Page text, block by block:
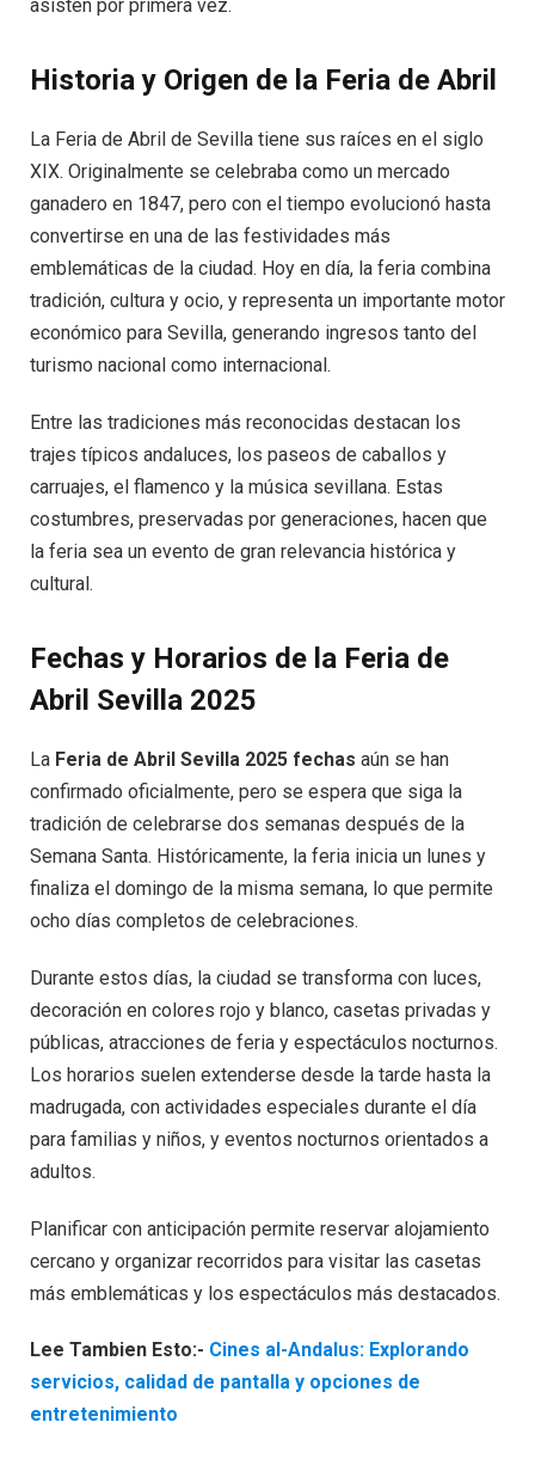
asisten por primera vez.
Historia y Origen de la Feria de Abril
La Feria de Abril de Sevilla tiene sus raíces en el siglo
XIX. Originalmente se celebraba como un mercado
ganadero en 1847, pero con el tiempo evolucionó hasta
convertirse en una de las festividades más
emblemáticas de la ciudad. Hoy en día, la feria combina
tradición, cultura y ocio, y representa un importante motor
económico para Sevilla, generando ingresos tanto del
turismo nacional como internacional.
Entre las tradiciones más reconocidas destacan los
trajes típicos andaluces, los paseos de caballos y
carruajes, el flamenco y la música sevillana. Estas
costumbres, preservadas por generaciones, hacen que
la feria sea un evento de gran relevancia histórica y
cultural.
Fechas y Horarios de la Feria de
Abril Sevilla 2025
La Feria de Abril Sevilla 2025 fechas aún se han
confirmado oficialmente, pero se espera que siga la
tradición de celebrarse dos semanas después de la
Semana Santa. Históricamente, la feria inicia un lunes y
finaliza el domingo de la misma semana, lo que permite
ocho días completos de celebraciones.
Durante estos días, la ciudad se transforma con luces,
decoración en colores rojo y blanco, casetas privadas y
públicas, atracciones de feria y espectáculos nocturnos.
Los horarios suelen extenderse desde la tarde hasta la
madrugada, con actividades especiales durante el día
para familias y niños, y eventos nocturnos orientados a
adultos.
Planificar con anticipación permite reservar alojamiento
cercano y organizar recorridos para visitar las casetas
más emblemáticas y los espectáculos más destacados.
Lee Tambien Esto:- Cines al-Andalus: Explorando
servicios, calidad de pantalla y opciones de
entretenimiento